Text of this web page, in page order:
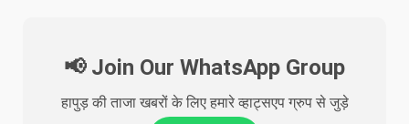
📢 Join Our WhatsApp Group
हापुड़ की ताजा खबरों के लिए हमारे व्हाट्सएप ग्रुप से जुड़े